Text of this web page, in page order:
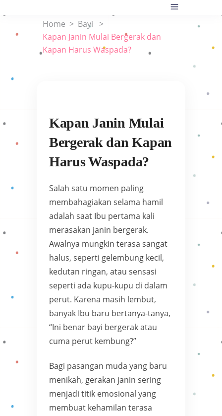
Home > Bayi
>
Kapan Janin Mulai Bergerak dan
Kapan Harus Waspada?
Kapan Janin Mulai
Bergerak dan Kapan
Harus Waspada?
Salah satu momen paling
membahagiakan selama hamil
adalah saat Ibu pertama kali
merasakan janin bergerak.
Awalnya mungkin terasa sangat
halus, seperti gelembung kecil,
kedutan ringan, atau sensasi
seperti ada kupu-kupu di dalam
perut. Karena masih lembut,
banyak Ibu baru bertanya-tanya,
“Ini benar bayi bergerak atau
cuma perut kembung?”
Bagi pasangan muda yang baru
menikah, gerakan janin sering
menjadi titik emosional yang
membuat kehamilan terasa